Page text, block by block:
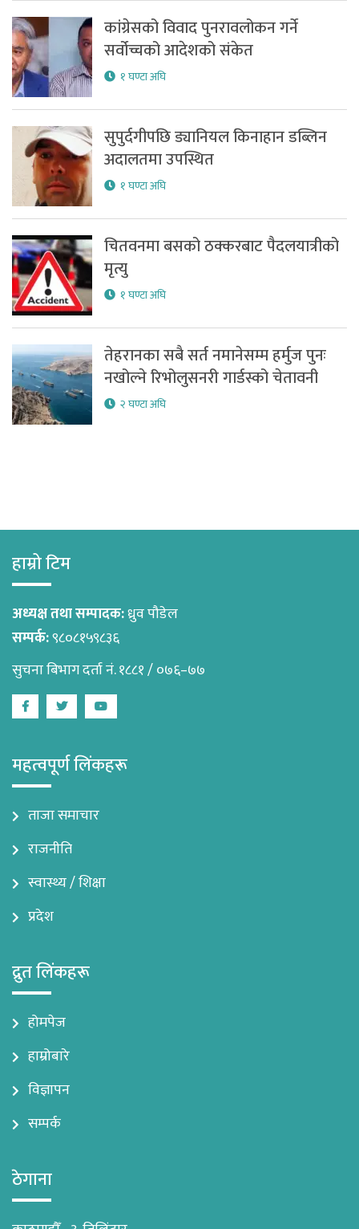
कांग्रेसको विवाद पुनरावलोकन गर्ने
सर्वोच्चको आदेशको संकेत
१ घण्टा अघि
सुपुर्दगीपछि ड्यानियल किनाहान डब्लिन
अदालतमा उपस्थित
१ घण्टा अघि
चितवनमा बसको ठक्करबाट पैदलयात्रीको
मृत्यु
१ घण्टा अघि
तेहरानका सबै सर्त नमानेसम्म हर्मुज पुनः
नखोल्ने रिभोलुसनरी गार्डस्को चेतावनी
२ घण्टा अघि
हाम्रो टिम
अध्यक्ष तथा सम्पादक:ध्रुव पौडेल
सम्पर्क:९८०८१५९८३६
सुचना बिभाग दर्ता नं. १८८१ / ०७६–७७
FacebookTwitterYoutube
महत्वपूर्ण लिंकहरू
ताजा समाचार
राजनीति
स्वास्थ्य / शिक्षा
प्रदेश
द्रुत लिंकहरू
होमपेज
हाम्रोबारे
विज्ञापन
सम्पर्क
ठेगाना